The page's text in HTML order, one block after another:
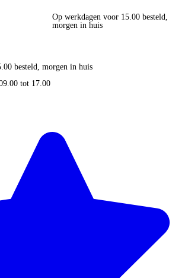
Op werkdagen voor 15.00 besteld,
morgen in huis
besteld, morgen in huis
tot 17.00